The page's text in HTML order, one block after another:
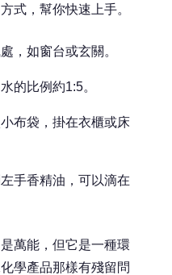
式，幫你快速上手。
，如窗台或玄關。
的比例約1:5。
布袋，掛在衣櫃或床
手香精油，可以滴在
萬能，但它是一種環
學產品那樣有殘留問